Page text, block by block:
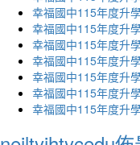
幸福國中115年度升
幸福國中115年度升
幸福國中115年度升
幸福國中115年度升
幸福國中115年度升
幸福國中115年度升
幸福國中115年度升